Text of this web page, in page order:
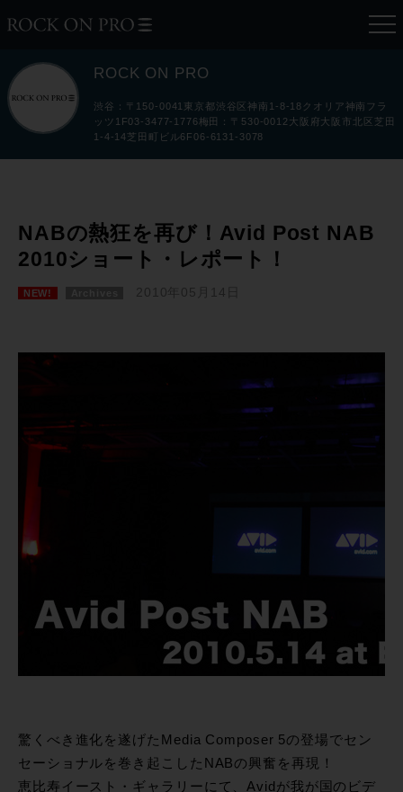
ROCK ON PRO
渋谷：〒150-0041東京都渋谷区神南1-8-18クオリア神南フラ
ッツ1F03-3477-1776梅田：〒530-0012大阪府大阪市北区芝田
1-4-14芝田町ビル6F06-6131-3078
NABの熱狂を再び！Avid Post NAB
2010ショート・レポート！
NEW! 2010年05月14日
驚くべき進化を遂げたMedia Composer 5の登場でセン
セーショナルを巻き起こしたNABの興奮を再現！
恵比寿イースト・ギャラリーにて、Avidが我が国のビデ